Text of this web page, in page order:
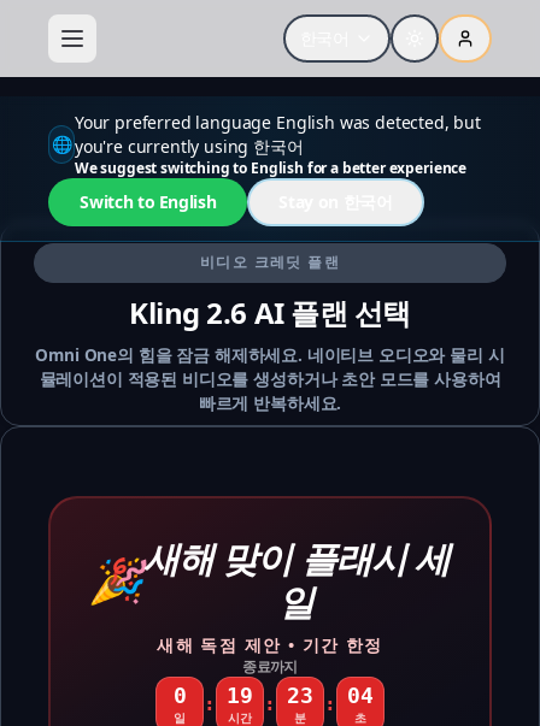
🌐
Your preferred language English was detected, but
you're currently using 한국어
We suggest switching to English for a better experience
Switch to English
비디오 크레딧 플랜
Kling 2.6 AI 플랜 선택
Omni One의 힘을 잠금 해제하세요. 네이티브 오디오와 물리 시
뮬레이션이 적용된 비디오를 생성하거나 초안 모드를 사용하여
빠르게 반복하세요.
🎉새해 맞이 플래시 세
일
새해 독점 제안 • 기간 한정
종료까지
0
일
: 19
시간
: 23
분
: 03
초